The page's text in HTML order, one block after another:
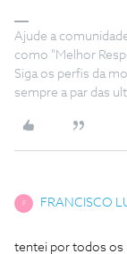
Ajude a
como "Melhor
Siga os perfis da
sempre a par das
F FRANCISCO
tentei por todos os